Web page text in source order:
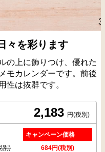
々を彩ります
の上に飾りつけ、優れた
モカレンダーです。前後
性は抜群です。
2,183 円(税別)
キャンペーン価格
別)
684円(税別)